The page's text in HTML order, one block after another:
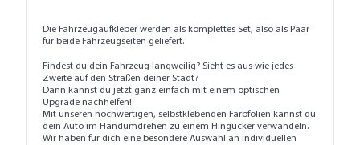
Die Fahrzeugaufkleber werden als komplettes Set, also als Paar
für beide Fahrzeugseiten geliefert.
Findest du dein Fahrzeug langweilig? Sieht es aus wie jedes
Zweite auf den Straßen deiner Stadt?
Dann kannst du jetzt ganz einfach mit einem optischen
Upgrade nachhelfen!
Mit unseren hochwertigen, selbstklebenden Farbfolien kannst du
dein Auto im Handumdrehen zu einem Hingucker verwandeln.
Wir haben für dich eine besondere Auswahl an individuellen